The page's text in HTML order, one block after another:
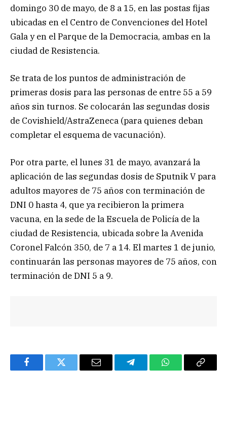
domingo 30 de mayo, de 8 a 15, en las postas fijas
ubicadas en el Centro de Convenciones del Hotel
Gala y en el Parque de la Democracia, ambas en la
ciudad de Resistencia.
Se trata de los puntos de administración de
primeras dosis para las personas de entre 55 a 59
años sin turnos. Se colocarán las segundas dosis
de Covishield/AstraZeneca (para quienes deban
completar el esquema de vacunación).
Por otra parte, el lunes 31 de mayo, avanzará la
aplicación de las segundas dosis de Sputnik V para
adultos mayores de 75 años con terminación de
DNI 0 hasta 4, que ya recibieron la primera
vacuna, en la sede de la Escuela de Policía de la
ciudad de Resistencia, ubicada sobre la Avenida
Coronel Falcón 350, de 7 a 14. El martes 1 de junio,
continuarán las personas mayores de 75 años, con
terminación de DNI 5 a 9.
FacebookTwitter Email TelegramWhatsAppCopy